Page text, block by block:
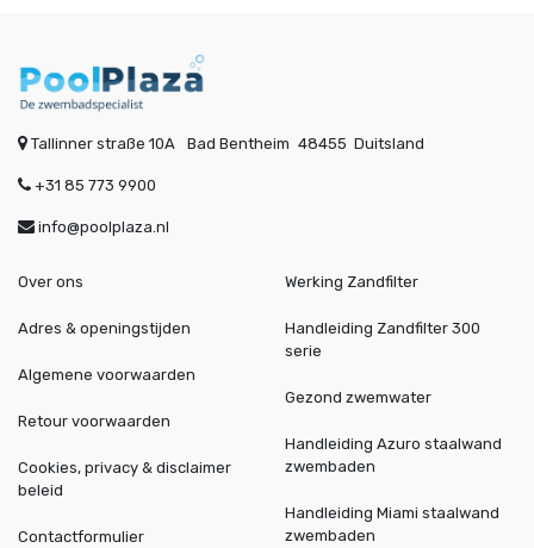
Tallinner straße 10A Bad Bentheim 48455 Duitsland
+31 85 773 9900
info@poolplaza.nl
Over ons
Adres & openingstijden
Algemene voorwaarden
Retour voorwaarden
Cookies, privacy & disclaimer
beleid
Contactformulier
Werking Zandfilter
Handleiding Zandfilter 300
serie
Gezond zwemwater
Handleiding Azuro staalwand
zwembaden
Handleiding Miami staalwand
zwembaden